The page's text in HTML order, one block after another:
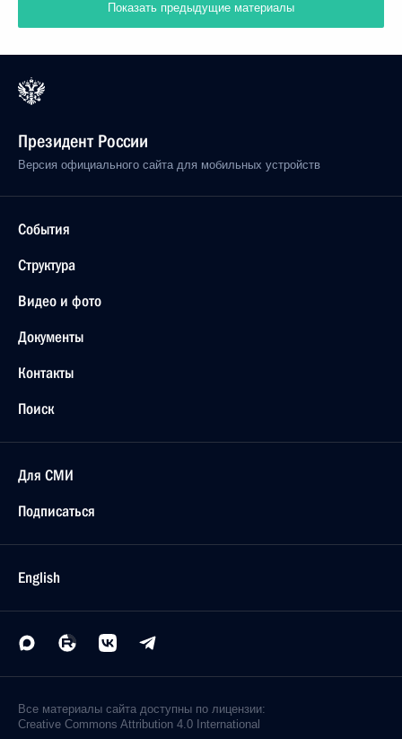
Показать предыдущие материалы
Президент России
Версия официального сайта для мобильных устройств
События
Структура
Видео и фото
Документы
Контакты
Поиск
Для СМИ
Подписаться
English
Все материалы сайта доступны по лицензии:
Creative Commons Attribution 4.0 International